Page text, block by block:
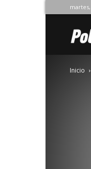
martes,
Inicio